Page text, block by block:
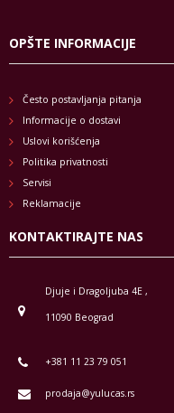
OPŠTE INFORMACIJE
Često postavljanja pitanja
Informacije o dostavi
Uslovi korišćenja
Politika privatnosti
Servisi
Reklamacije
KONTAKTIRAJTE NAS
Djuje i Dragoljuba 4E ,
11090 Beograd
+381 11 23 79 051
prodaja@yulucas.rs